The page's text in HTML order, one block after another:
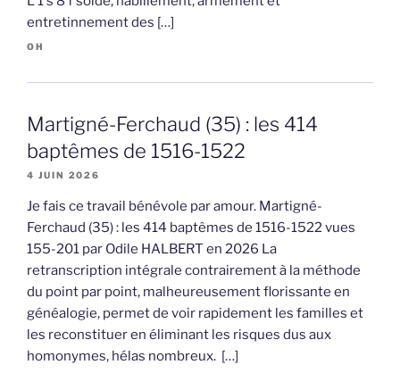
entretinnement des […]
OH
Martigné-Ferchaud (35) : les 414
baptêmes de 1516-1522
4 JUIN 2026
Je fais ce travail bénévole par amour. Martigné-
Ferchaud (35) : les 414 baptêmes de 1516-1522 vues
155-201 par Odile HALBERT en 2026 La
retranscription intégrale contrairement à la méthode
du point par point, malheureusement florissante en
généalogie, permet de voir rapidement les familles et
les reconstituer en éliminant les risques dus aux
homonymes, hélas nombreux. […]